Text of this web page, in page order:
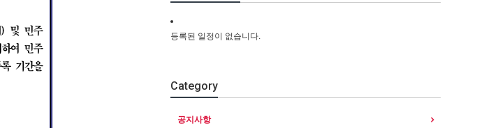
등록된 일정이 없습니다.
Category
공지사항